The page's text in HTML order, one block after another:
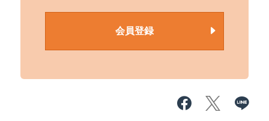
会員登録